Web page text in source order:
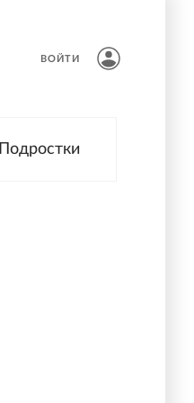
ВОЙТИ
Подростки